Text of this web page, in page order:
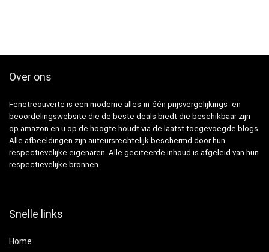
Over ons
Fenetreouverte is een moderne alles-in-één prijsvergelijkings- en
beoordelingswebsite die de beste deals biedt die beschikbaar zijn
op amazon en u op de hoogte houdt via de laatst toegevoegde blogs.
Alle afbeeldingen zijn auteursrechtelijk beschermd door hun
respectievelijke eigenaren. Alle geciteerde inhoud is afgeleid van hun
respectievelijke bronnen.
Snelle links
Home